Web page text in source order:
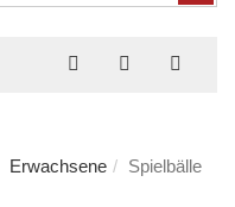
Erwachsene Spielbälle